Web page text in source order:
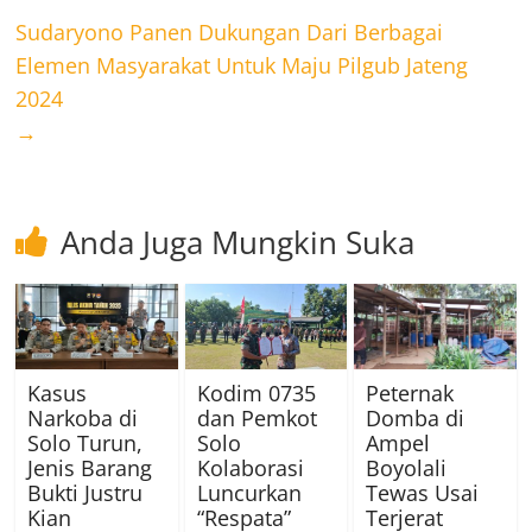
Sudaryono Panen Dukungan Dari Berbagai
Elemen Masyarakat Untuk Maju Pilgub Jateng
2024
→
Anda Juga Mungkin Suka
Kasus
Narkoba di
Solo Turun,
Jenis Barang
Bukti Justru
Kian
Kodim 0735
dan Pemkot
Solo
Kolaborasi
Luncurkan
“Respata”
Peternak
Domba di
Ampel
Boyolali
Tewas Usai
Terjerat